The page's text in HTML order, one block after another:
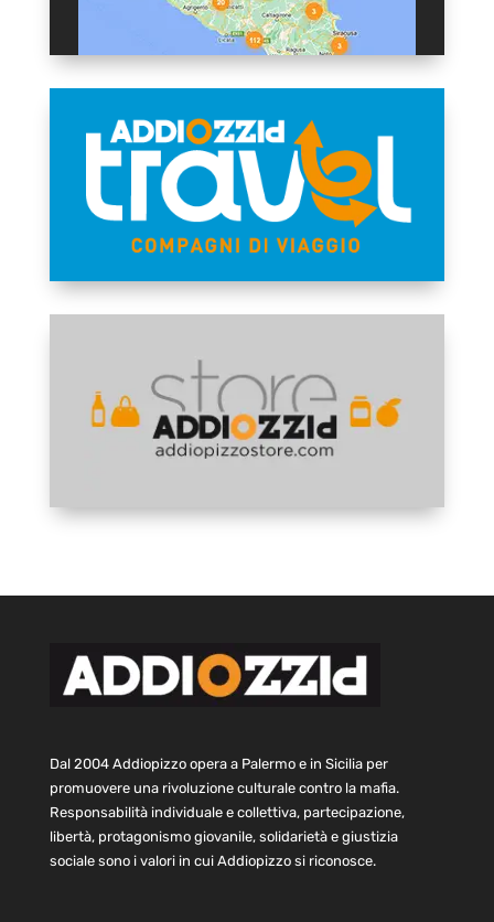
Dal 2004 Addiopizzo opera a Palermo e in Sicilia per
promuovere una rivoluzione culturale contro la mafia.
Responsabilità individuale e collettiva, partecipazione,
libertà, protagonismo giovanile, solidarietà e giustizia
sociale sono i valori in cui Addiopizzo si riconosce.